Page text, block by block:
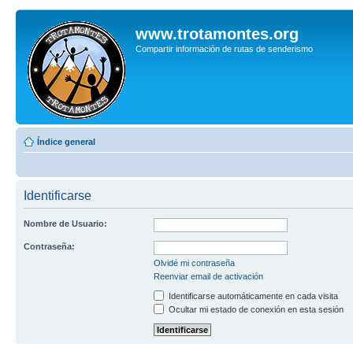
www.trotamontes.org
Compartir información de rutas de senderismo
Índice general
Identificarse
Nombre de Usuario:
Contraseña:
Olvidé mi contraseña
Reenviar email de activación
Identificarse automáticamente en cada visita
Ocultar mi estado de conexión en esta sesión